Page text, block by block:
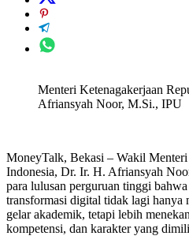
Menteri Ketenagakerjaan
Afriansyah Noor, M.Si., IPU
MoneyTalk, Bekasi – Wakil
Indonesia, Dr. Ir. H. Afriansyah
para lulusan perguruan tinggi
transformasi digital tidak lagi hanya
gelar akademik, tetapi lebih
kompetensi, dan karakter yang